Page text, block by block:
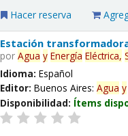
Hacer reserva
Estación
porAgua y Energía Eléctrica,
Idioma:Español
Editor:Buenos Aires:Agua y
Disponibilidad: Ítems